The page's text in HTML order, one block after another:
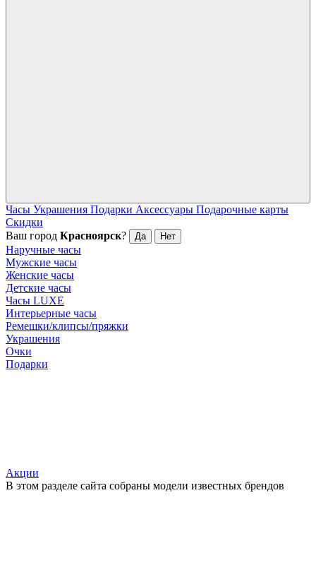
Часы Украшения Подарки Аксессуары Подарочные карты
Скидки
Ваш город Красноярск? Да Нет
Наручные часы
Мужские часы
Женские часы
Детские часы
Часы LUXE
Интерьерные часы
Ремешки/клипсы/пряжки
Украшения
Очки
Подарки
Акции
В этом разделе сайта собраны модели известных брендов